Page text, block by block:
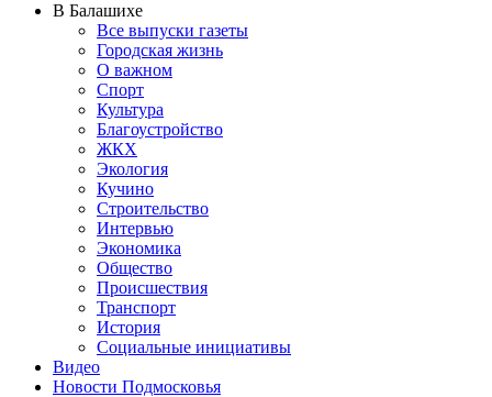
В Балашихе
Все выпуски газеты
Городская жизнь
О важном
Спорт
Культура
Благоустройство
ЖКХ
Экология
Кучино
Строительство
Интервью
Экономика
Общество
Происшествия
Транспорт
История
Социальные инициативы
Видео
Новости Подмосковья